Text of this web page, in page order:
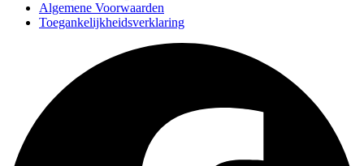
Algemene Voorwaarden
Toegankelijkheidsverklaring